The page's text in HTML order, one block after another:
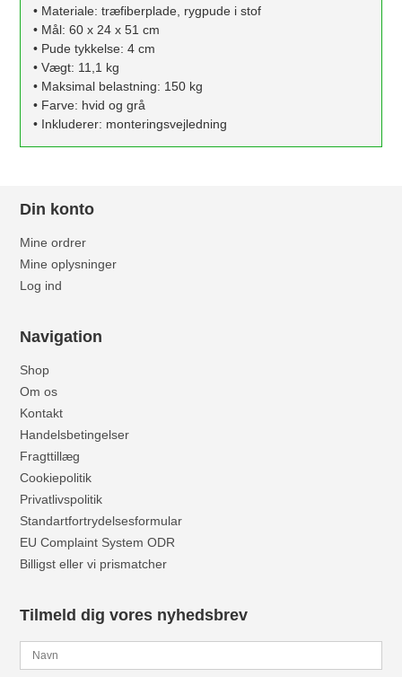
• Materiale: træfiberplade, rygpude i stof
• Mål: 60 x 24 x 51 cm
• Pude tykkelse: 4 cm
• Vægt: 11,1 kg
• Maksimal belastning: 150 kg
• Farve: hvid og grå
• Inkluderer: monteringsvejledning
Din konto
Mine ordrer
Mine oplysninger
Log ind
Navigation
Shop
Om os
Kontakt
Handelsbetingelser
Fragttillæg
Cookiepolitik
Privatlivspolitik
Standartfortrydelsesformular
EU Complaint System ODR
Billigst eller vi prismatcher
Tilmeld dig vores nyhedsbrev